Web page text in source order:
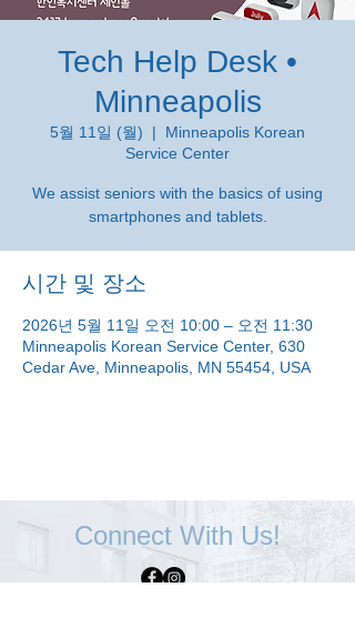
Tech Help Desk •
Minneapolis
5월 11일 (월)
  |
Minneapolis Korean
Service Center
We assist seniors with the basics of using
smartphones and tablets.
시간 및 장소
2026년 5월 11일 오전 10:00 – 오전 11:30
Minneapolis Korean Service Center, 630
Cedar Ave, Minneapolis, MN 55454, USA
Connect With Us!